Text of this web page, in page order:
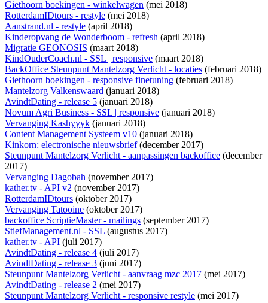
Giethoorn boekingen - winkelwagen (mei 2018)
RotterdamIDtours - restyle (mei 2018)
Aanstrand.nl - restyle (april 2018)
Kinderopvang de Wonderboom - refresh (april 2018)
Migratie GEONOSIS (maart 2018)
KindOuderCoach.nl - SSL | responsive (maart 2018)
BackOffice Steunpunt Mantelzorg Verlicht - locaties (februari 2018)
Giethoorn boekingen - responsive finetuning (februari 2018)
Mantelzorg Valkenswaard (januari 2018)
AvindtDating - release 5 (januari 2018)
Novum Agri Business - SSL | responsive (januari 2018)
Vervanging Kashyyyk (januari 2018)
Content Management Systeem v10 (januari 2018)
Kinkorn: electronische nieuwsbrief(december 2017)
Steunpunt Mantelzorg Verlicht - aanpassingen backoffice (december
2017)
Vervanging Dagobah (november 2017)
kather.tv - API v2 (november 2017)
RotterdamIDtours (oktober 2017)
Vervanging Tatooine (oktober 2017)
backoffice ScriptieMaster - mailings (september 2017)
StiefManagement.nl - SSL (augustus 2017)
kather.tv - API (juli 2017)
AvindtDating - release 4 (juli 2017)
AvindtDating - release 3 (juni 2017)
Steunpunt Mantelzorg Verlicht - aanvraag mzc 2017 (mei 2017)
AvindtDating - release 2 (mei 2017)
Steunpunt Mantelzorg Verlicht - responsive restyle (mei 2017)